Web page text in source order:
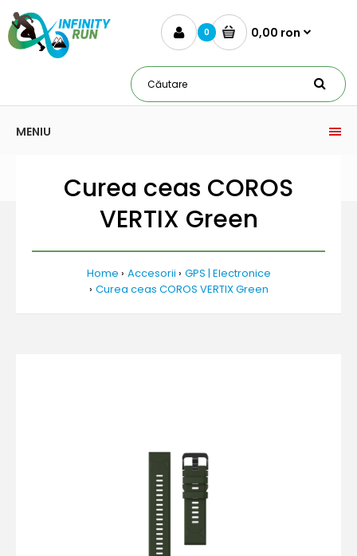
0 0,00 ron
MENIU
Curea ceas COROS
VERTIX Green
Home Accesorii
GPS | Electronice
Curea ceas COROS VERTIX Green